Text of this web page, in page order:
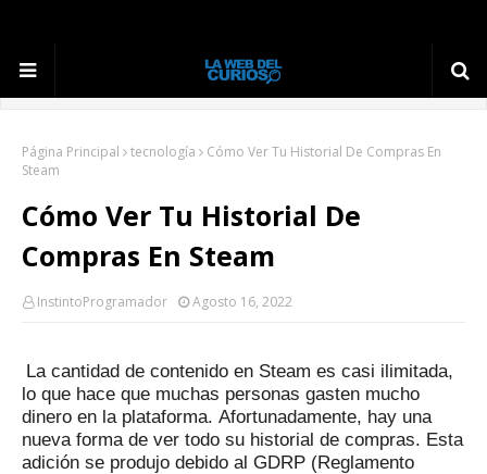
Página Principal tecnología
Cómo Ver Tu Historial De Compras En
Steam
Cómo Ver Tu Historial De
Compras En Steam
InstintoProgramador Agosto 16, 2022
La cantidad de contenido en Steam es casi ilimitada,
lo que hace que muchas personas gasten mucho
dinero en la plataforma. Afortunadamente, hay una
nueva forma de ver todo su historial de compras. Esta
adición se produjo debido al GDRP (Reglamento